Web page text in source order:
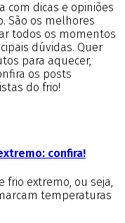
com dicas e opiniões
São os melhores
todos os momentos
dúvidas. Quer
para aquecer,
os posts
do frio!
confira!
frio extremo, ou seja,
temperaturas